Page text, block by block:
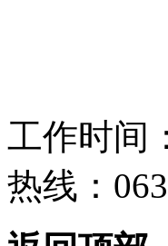
工作时间
热线：